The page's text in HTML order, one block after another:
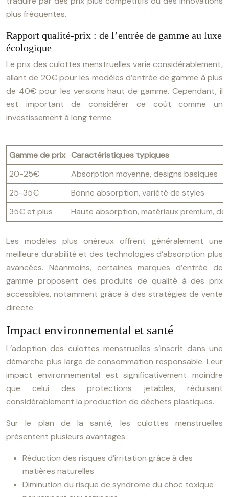
plus fréquentes.
Rapport qualité-prix : de l’entrée de gamme au luxe
écologique
Le prix des culottes menstruelles varie considérablement,
allant de 20€ pour les modèles d’entrée de gamme à plus
de 40€ pour les versions haut de gamme. Cependant, il
est important de considérer ce coût comme un
investissement à long terme.
Gamme de prix Caractéristiques typiques
20-25€
Absorption moyenne, designs basiques
25-35€
Bonne absorption, variété de styles
35€ et plus
Haute absorption, matériaux premium,
Les modèles plus onéreux offrent généralement une
meilleure durabilité et des technologies d’absorption plus
avancées. Néanmoins, certaines marques d’entrée de
gamme proposent des produits de qualité à des prix
accessibles, notamment grâce à des stratégies de vente
directe.
Impact environnemental et santé
L’adoption des culottes menstruelles s’inscrit dans une
démarche plus large de consommation responsable. Leur
impact environnemental est significativement moindre
que celui des protections jetables, réduisant
considérablement la production de déchets plastiques.
Sur le plan de la santé, les culottes menstruelles
présentent plusieurs avantages :
Réduction des risques d’irritation grâce à des
matières naturelles
Diminution du risque de syndrome du choc toxique